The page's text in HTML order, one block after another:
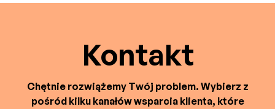
Kontakt
Chętnie rozwiążemy Twój problem. Wybierz z
pośród kilku kanałów wsparcia klienta, które